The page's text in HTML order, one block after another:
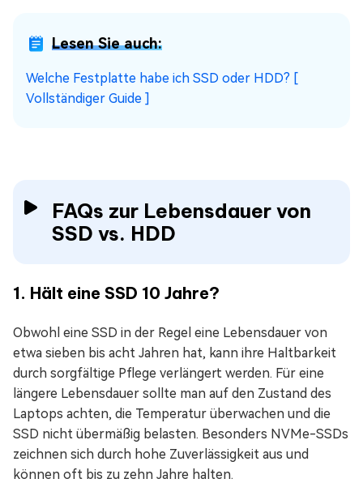
Lesen Sie auch:
Welche Festplatte habe ich SSD oder HDD? [
Vollständiger Guide ]
FAQs zur Lebensdauer von
SSD vs. HDD
1. Hält eine SSD 10 Jahre?
Obwohl eine SSD in der Regel eine Lebensdauer von
etwa sieben bis acht Jahren hat, kann ihre Haltbarkeit
durch sorgfältige Pflege verlängert werden. Für eine
längere Lebensdauer sollte man auf den Zustand des
Laptops achten, die Temperatur überwachen und die
SSD nicht übermäßig belasten. Besonders NVMe-SSDs
zeichnen sich durch hohe Zuverlässigkeit aus und
können oft bis zu zehn Jahre halten.